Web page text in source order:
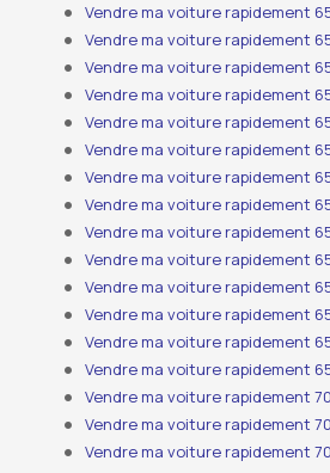
Vendre ma voiture rapidement
Vendre ma voiture rapidement
Vendre ma voiture rapidement
Vendre ma voiture rapidement
Vendre ma voiture rapidement
Vendre ma voiture rapidement
Vendre ma voiture rapidement
Vendre ma voiture rapidement
Vendre ma voiture rapidement
Vendre ma voiture rapidement
Vendre ma voiture rapidement
Vendre ma voiture rapidement
Vendre ma voiture rapidement
Vendre ma voiture rapidement
Vendre ma voiture rapidement
Vendre ma voiture rapidement
Vendre ma voiture rapidement